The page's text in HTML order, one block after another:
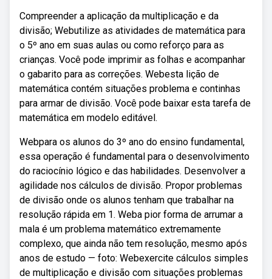
Compreender a aplicação da multiplicação e da
divisão; Webutilize as atividades de matemática para
o 5º ano em suas aulas ou como reforço para as
crianças. Você pode imprimir as folhas e acompanhar
o gabarito para as correções. Webesta lição de
matemática contém situações problema e continhas
para armar de divisão. Você pode baixar esta tarefa de
matemática em modelo editável.
Webpara os alunos do 3º ano do ensino fundamental,
essa operação é fundamental para o desenvolvimento
do raciocínio lógico e das habilidades. Desenvolver a
agilidade nos cálculos de divisão. Propor problemas
de divisão onde os alunos tenham que trabalhar na
resolução rápida em 1. Weba pior forma de arrumar a
mala é um problema matemático extremamente
complexo, que ainda não tem resolução, mesmo após
anos de estudo — foto: Webexercite cálculos simples
de multiplicação e divisão com situações problemas